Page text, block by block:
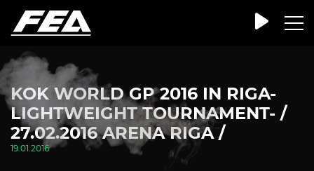
KOK WORLD GP 2016 IN RIGA-
LIGHTWEIGHT TOURNAMENT- /
27.02.2016 ARENA RIGA /
19.01.2016